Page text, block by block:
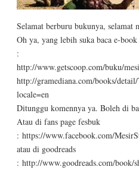
Selamat berburu bukunya, selamat
Oh ya, yang lebih suka baca e-
:
http://www.getscoop.com/buku/
http://gramediana.com/books/
locale=en
Ditunggu komennya ya. Boleh di
Atau di fans page fesbuk
: https://www.facebook.com/
atau di goodreads
: http://www.goodreads.com/book/